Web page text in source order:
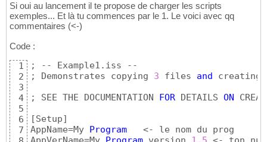
Si oui au lancement il te propose de charger les scripts
exemples... Et là tu commences par le 1. Le voici avec qq
commentaires (<-)
Code :
1
2
3
4
5
6
7
; -- Example1.iss --
; Demonstrates copying 3 files and
creating
; SEE THE DOCUMENTATION
FOR DETAILS ON
[Setup]
AppName=My
Program
   <- le nom du prog